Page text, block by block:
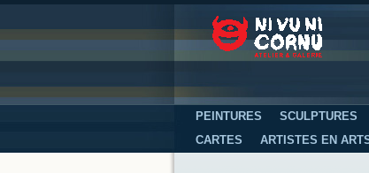
PEINTURES SCULPTURES
CARTES
ARTISTES EN